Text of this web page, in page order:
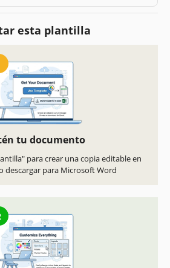
esta plantilla
tu documento
para crear una copia editable en
descargar para Microsoft Word